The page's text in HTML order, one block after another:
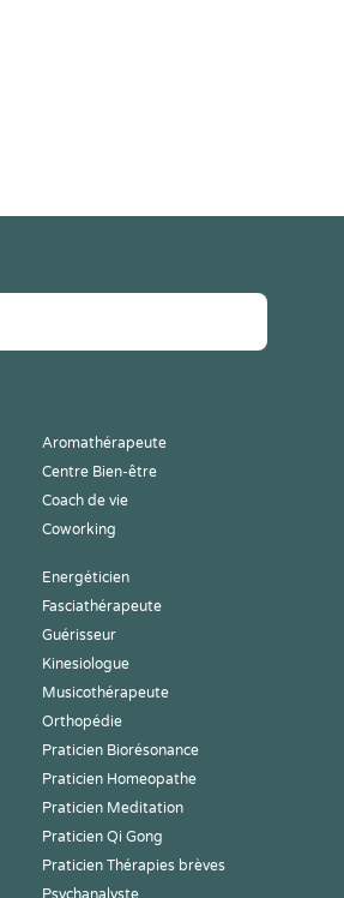
Aromathérapeute
Centre Bien-être
Coach de vie
Coworking
Energéticien
Fasciathérapeute
Guérisseur
Kinesiologue
Musicothérapeute
Orthopédie
Praticien Biorésonance
Praticien Homeopathe
Praticien Meditation
Praticien Qi Gong
Praticien Thérapies brèves
Psychanalyste